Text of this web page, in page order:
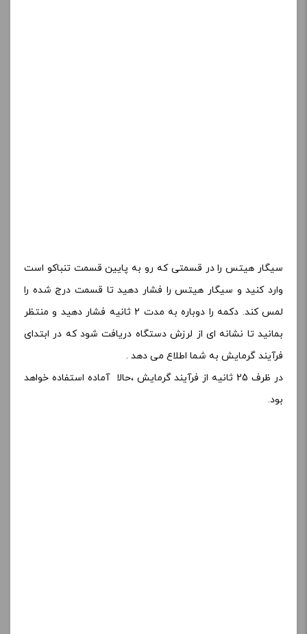
سیگار هیتس را در قسمتی که رو به پایین قسمت تنباکو است
وارد کنید و سیگار هیتس را فشار دهید تا قسمت درج شده را
لمس کند. دکمه را دوباره به مدت 2 ثانیه فشار دهید و منتظر
بمانید تا نشانه ای از لرزش دستگاه دریافت شود که در ابتدای
فرآیند گرمایش به شما اطلاع می دهد .
در ظرف 25 ثانیه از فرآیند گرمایش ،حالا آماده استفاده خواهد
بود.